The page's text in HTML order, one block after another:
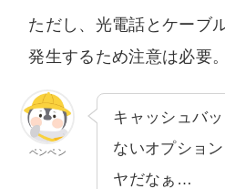
ただし、光電話とケーブ
発生するため注意は必要。
ペンペン
キャッシュバ
ないオプショ
ヤだなぁ…